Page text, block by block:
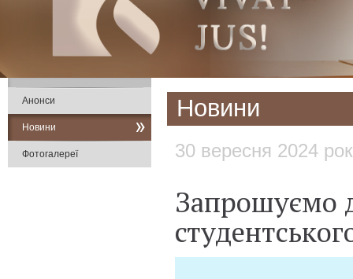
Новини
30 вересня 2024
Запрошуємо
Анонси
Новини
Фотогалереї